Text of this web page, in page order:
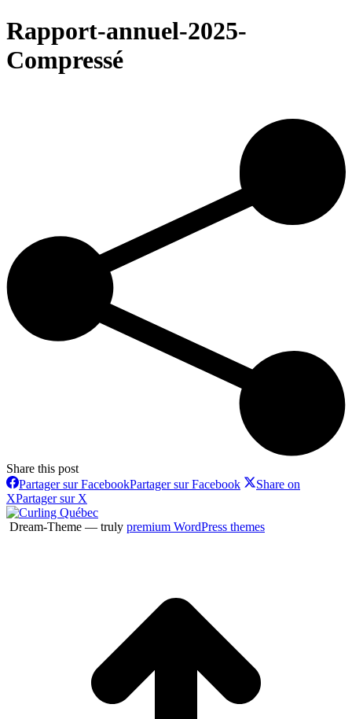
Rapport-annuel-2025-
Compressé
Share this post
Partager sur FacebookPartager sur Facebook
Share on
XPartager sur X
Dream-Theme — truly premium WordPress themes